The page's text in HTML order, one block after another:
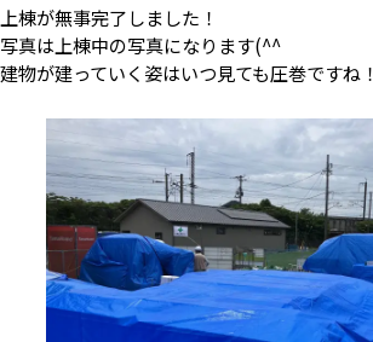
上棟が無事完了しました！
写真は上棟中の写真になります(^^
建物が建っていく姿はいつ見ても圧巻ですね！